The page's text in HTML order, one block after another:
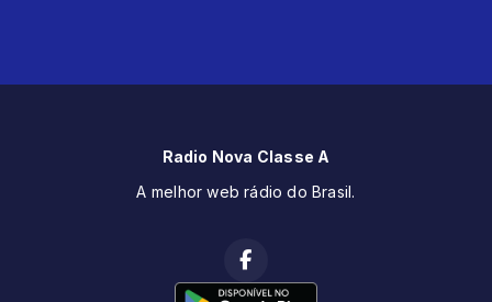
Radio Nova Classe A
A melhor web rádio do Brasil.